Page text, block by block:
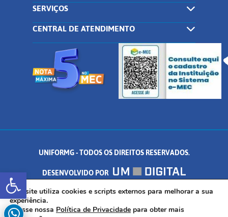
Abrir a barra de ferramentas
SERVIÇOS
CENTRAL DE ATENDIMENTO
UNIFORMG - TODOS OS DIREITOS RESERVADOS.
DESENVOLVIDO POR
AV. DR. ARNALDO DE SENNA, 328 - PALMEIRAS, FORMIGA/MG - CEP:
35.574.530
Este site utiliza cookies e scripts externos para melhorar a sua
experiência.
Acesse nossa Política de Privacidade para obter mais